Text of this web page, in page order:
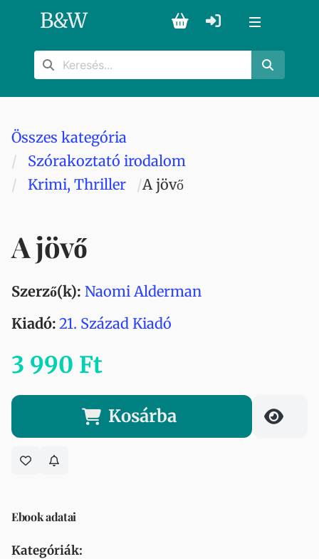
B&W
Összes kategória
Szórakoztató irodalom
Krimi, Thriller
A jövő
A jövő
Szerző(k): Naomi Alderman
Kiadó: 21. Század Kiadó
3 990 Ft
Kosárba
Ebook adatai
Kategóriák: